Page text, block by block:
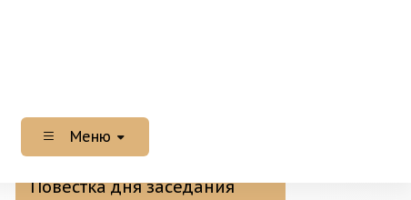
Меню
Повестка дня заседания